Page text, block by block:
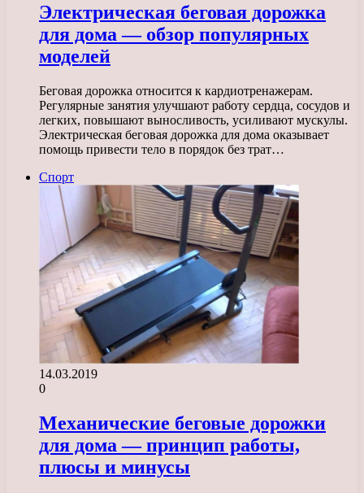
Электрическая беговая дорожка
для дома — обзор популярных
моделей
Беговая дорожка относится к кардиотренажерам.
Регулярные занятия улучшают работу сердца, сосудов и
легких, повышают выносливость, усиливают мускулы.
Электрическая беговая дорожка для дома оказывает
помощь привести тело в порядок без трат…
Спорт
14.03.2019
0
Механические беговые дорожки
для дома — принцип работы,
плюсы и минусы